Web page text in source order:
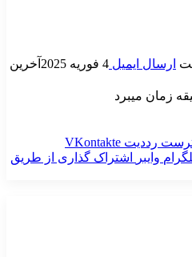
ارسال ایمیل 4 فوریه 2025
آخرین
‫رددیت ‫VKontakte
وایبر
اشتراک گذاری از طریق